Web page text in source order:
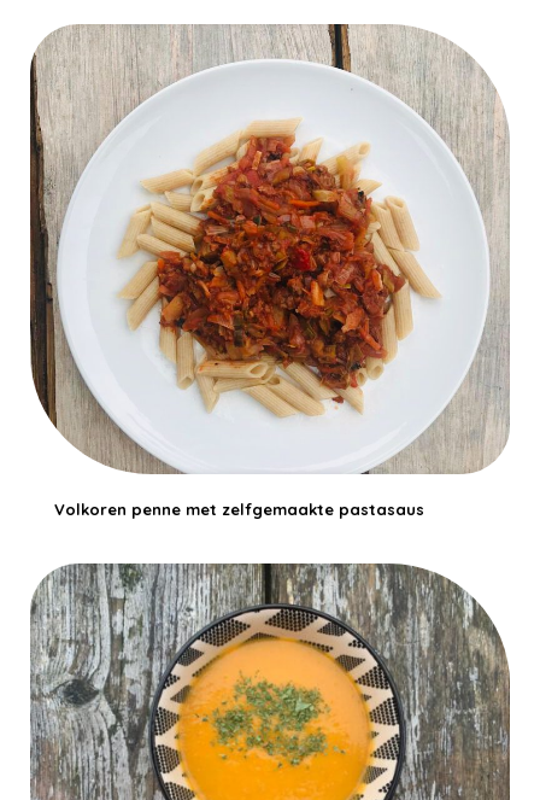
Volkoren penne met zelfgemaakte pastasaus